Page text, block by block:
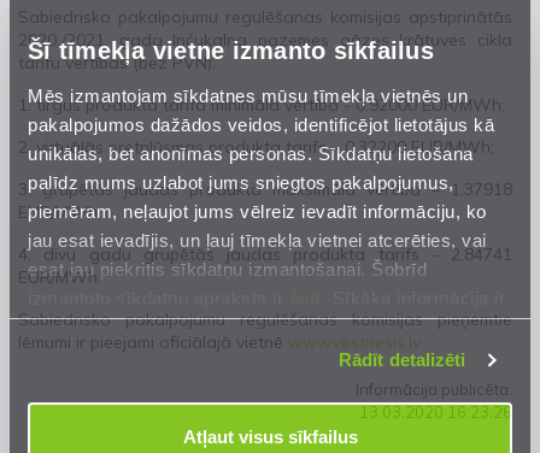
Šī tīmekļa vietne izmanto sīkfailus
Mēs izmantojam sīkdatnes mūsu tīmekļa vietnēs un
pakalpojumos dažādos veidos, identificējot lietotājus kā
unikālas, bet anonīmas personas. Sīkdatņu lietošana
palīdz mums uzlabot jums sniegtos pakalpojumus,
piemēram, neļaujot jums vēlreiz ievadīt informāciju, ko
jau esat ievadījis, un ļauj tīmekļa vietnei atcerēties, vai
esat jau piekritis sīkdatņu izmantošanai. Šobrīd
mūsuPrivātuma atrunā.
Rādīt detalizēti
Atļaut visus sīkfailus
Sabiedrisko pakalpojumu regulēšanas komisijas apstiprinātās
2020./2021. gada Inčukalna pazemes gāzes krātuves cikla
tarifu vērtības (bez PVN):
1. tirgus produkta tarifa minimālā vērtība - 0.92000 EUR/MWh;
2. virtuālās pretplūsmas produkta tarifs – 0.32200 EUR/MWh;
3. grupētās jaudas produkta maksimālā vērtība – 1,37918
EUR/MWh;
4. divu gadu grupētās jaudas produkta tarifs - 2,84741
EUR/MWh.
Sabiedrisko pakalpojumu regulēšanas komisijas pieņemtie
lēmumi ir pieejami oficiālajā vietnē www.vestnesis.lv
Informācija publicēta:
13.03.2020 16:23:26